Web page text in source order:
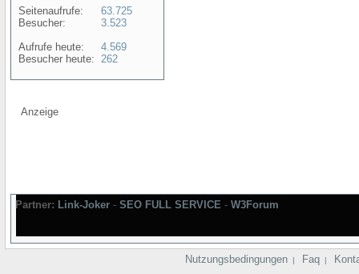
Seitenaufrufe:
Besucher:
Aufrufe heute:
Besucher heute:
63.725
3.523
4.569
262
Anzeige
Partner: Link-Joker - SEO FULL SERVICE - W3Forum
Nutzungsbedingungen | Faq |